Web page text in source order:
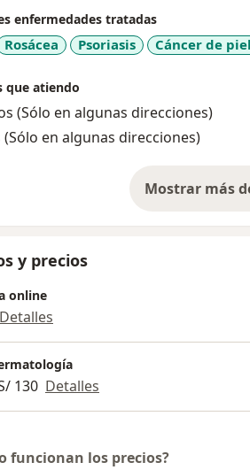
enfermedades tratadas
Rosácea Psoriasis Cáncer de piel
que atiendo
(Sólo en algunas direcciones)
(Sólo en algunas direcciones)
Mostrar más
y precios
online
Detalles
130 Detalles
funcionan los precios?